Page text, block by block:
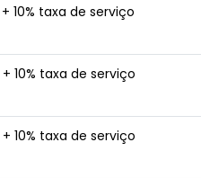
+ 10% taxa de serviço
+ 10% taxa de serviço
+ 10% taxa de serviço